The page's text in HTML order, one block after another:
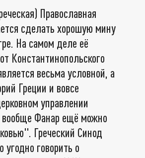
Православная
сделать хорошую мину
На самом деле её
Константинопольского
весьма условной, а
Греции и вовсе
управлении
Фанар ещё можно
Греческий Синод
угодно говорить о